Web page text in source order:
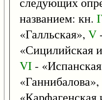
названием: кн.
«Галльская», V
«Сицилийская
VI -
«Ганнибалова»,